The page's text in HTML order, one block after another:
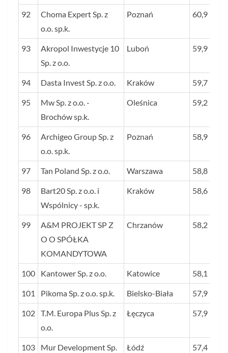
92
Choma Expert Sp. z
o.o. sp.k.
Poznań 60,9
93
Akropol Inwestycje 10
Sp. z o.o.
Luboń 59,9
94 Dasta Invest Sp. z o.o. Kraków 59,7
95
Mw Sp. z o.o. -
Brochów sp.k.
Oleśnica 59,2
96
Archigeo Group Sp. z
o.o. sp.k.
Poznań 58,9
97 Tan Poland Sp. z o.o. Warszawa 58,8
98
Bart20 Sp. z o.o. i
Wspólnicy - sp.k.
Kraków 58,6
99
A&M PROJEKT SP Z
O O SPÓŁKA
KOMANDYTOWA
Chrzanów 58,2
100 Kantower Sp. z o.o. Katowice 58,1
101 Pikoma Sp. z o.o. sp.k. Bielsko-Biała 57,9
102 T.M. Europa Plus Sp. z
o.o.
Łęczyca 57,9
103
Mur Development Sp.
Łódź 57,4